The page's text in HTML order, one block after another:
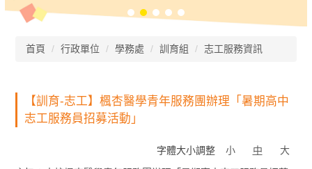
首頁 行政單位 學務處 訓育組 志工服務資訊
【訓育-志工】楓杏醫學青年服務團辦理「暑期高中
志工服務員招募活動」
字體大小調整 小 中
大